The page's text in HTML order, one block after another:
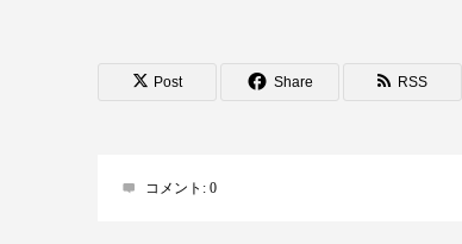
Post Share RSS
コメント: 0